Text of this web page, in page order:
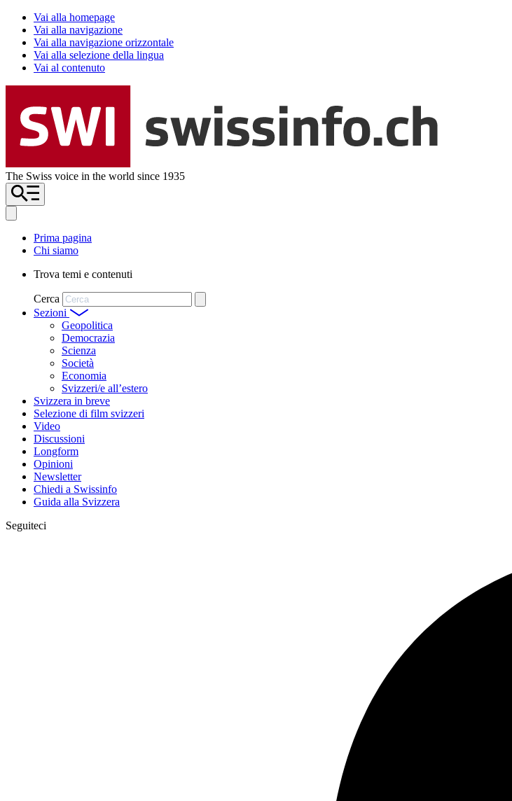
Vai alla homepage
Vai alla navigazione
Vai alla navigazione orizzontale
Vai alla selezione della lingua
Vai al contenuto
The Swiss voice in the world since 1935
Prima pagina
Chi siamo
Trova temi e contenuti
Cerca
Sezioni
Geopolitica
Democrazia
Scienza
Società
Economia
Svizzeri/e all’estero
Svizzera in breve
Selezione di film svizzeri
Video
Discussioni
Longform
Opinioni
Newsletter
Chiedi a Swissinfo
Guida alla Svizzera
Seguiteci